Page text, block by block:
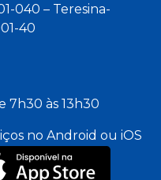
040 – Teresina-
40
7h30 às 13h30
no Android ou iOS